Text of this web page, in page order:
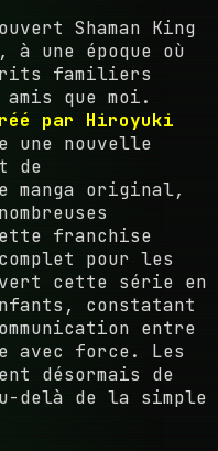
Shaman King
à une époque où
familiers
que moi.
par Hiroyuki
une nouvelle
de
manga original,
franchise
pour les
cette série en
constatant
entre
avec force. Les
désormais de
delà de la simple